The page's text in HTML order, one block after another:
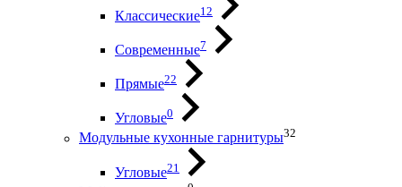
Классические12
Современные7
Прямые22
Угловые0
Модульные кухонные гарнитуры32
Угловые21